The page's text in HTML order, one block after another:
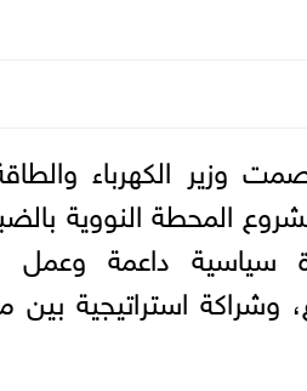
وزير الكهرباء
المحطة النووية
سياسية داعمة
وشراكة استراتيجية